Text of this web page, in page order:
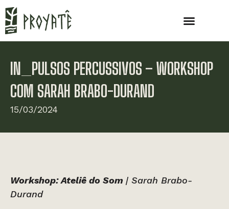
IN_PULSOS PERCUSSIVOS – WORKSHOP
COM SARAH BRABO-DURAND
15/03/2024
Workshop: Ateliê do Som | Sarah Brabo-
Durand